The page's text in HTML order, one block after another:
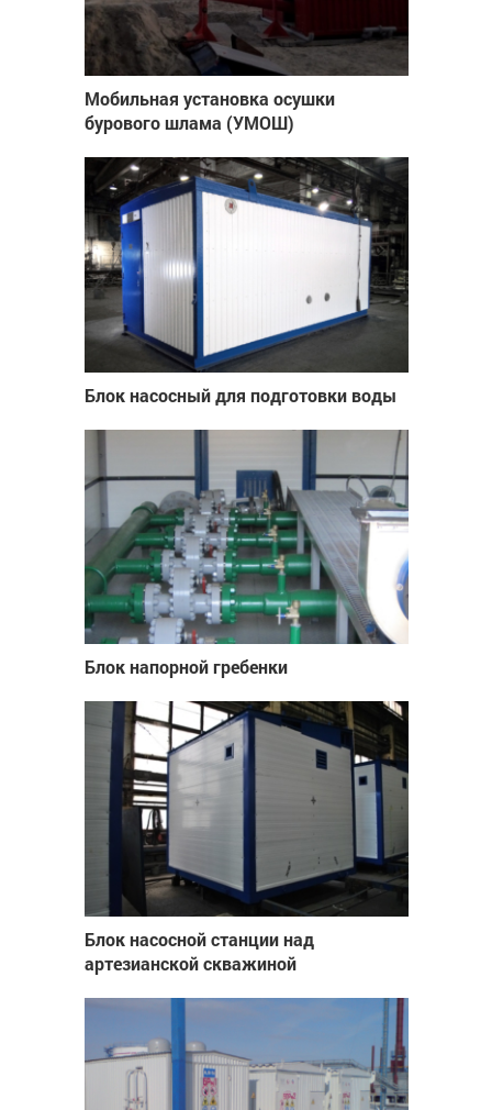
Мобильная установка осушки
бурового шлама (УМОШ)
Блок насосный для подготовки воды
Блок напорной гребенки
Блок насосной станции над
артезианской скважиной